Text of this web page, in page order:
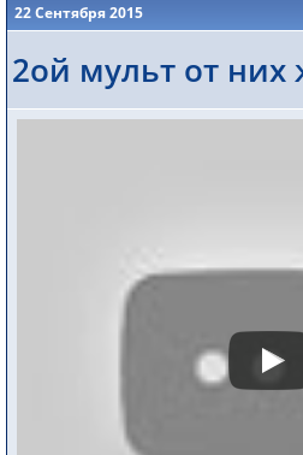
22 Сентября 2015
2ой мульт от них